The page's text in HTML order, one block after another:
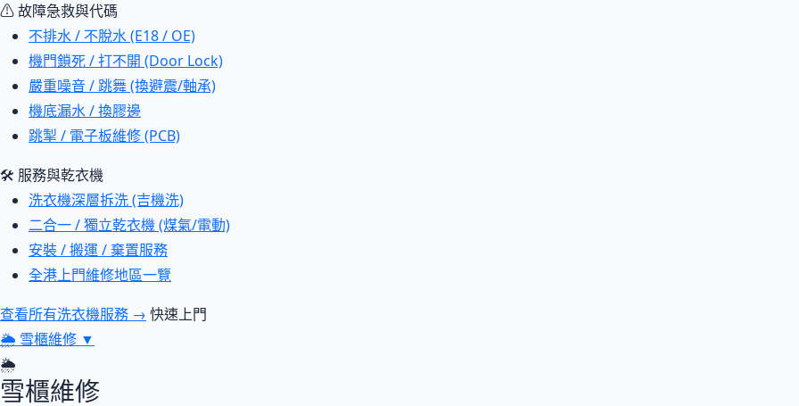
⚠ 故障急救與代碼
不排水 / 不脫水 (E18 / OE)
機門鎖死 / 打不開 (Door Lock)
嚴重噪音 / 跳舞 (換避震/軸承)
機底漏水 / 換膠邊
跳掣 / 電子板維修 (PCB)
🛠 服務與乾衣機
洗衣機深層拆洗 (吉機洗)
二合一 / 獨立乾衣機 (煤氣/電動)
安裝 / 搬運 / 棄置服務
全港上門維修地區一覽
查看所有洗衣機服務 → 快速上門
🌦 雪櫃維修 ▼
🌦
雪櫃維修